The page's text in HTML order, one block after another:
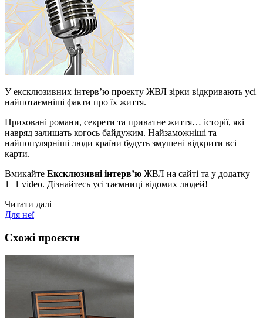
У ексклюзивних інтерв’ю проекту ЖВЛ зірки відкривають усі
найпотаємніші факти про їх життя.
Приховані романи, секрети та приватне життя… історії, які
навряд залишать когось байдужим. Найзаможніші та
найпопулярніші люди країни будуть змушені відкрити всі
карти.
Вмикайте Ексклюзивні інтерв’ю ЖВЛ на сайті та у додатку
1+1 video. Дізнайтесь усі таємниці відомих людей!
Читати далі
Для неї
Схожі проєкти